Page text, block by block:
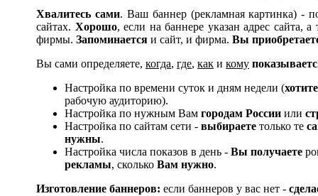
Хвалитесь сами. Ваш баннер (рекламная картинка) -
сайтах. Хорошо, если на баннере указан адрес сайта,
фирмы. Запоминается и сайт, и фирма. Вы
Вы сами определяете, когда, где, как и кому
Настройка по времени суток и дням недели (хотите
рабочую аудиторию).
Настройка по нужным Вам городам России или
Настройка по сайтам сети - выбираете только те
нужны.
Настройка числа показов в день - Вы получаете
рекламы, сколько Вам нужно.
Изготовление баннеров: если баннеров у вас нет -